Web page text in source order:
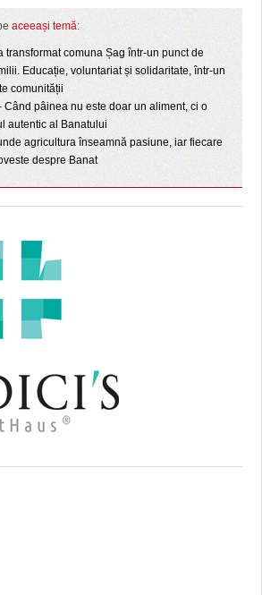
aceeași temă:
transformat comuna Șag într-un punct de
Educație, voluntariat și solidaritate, într-un
comunității
Când pâinea nu este doar un aliment, ci o
autentic al Banatului
agricultura înseamnă pasiune, iar fiecare
despre Banat